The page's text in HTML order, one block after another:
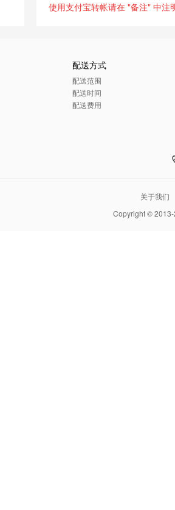
使用支付宝转帐请在 "备注" 中注
配送方式
配送范围
配送时间
配送费用
关于我们
Copyright ©